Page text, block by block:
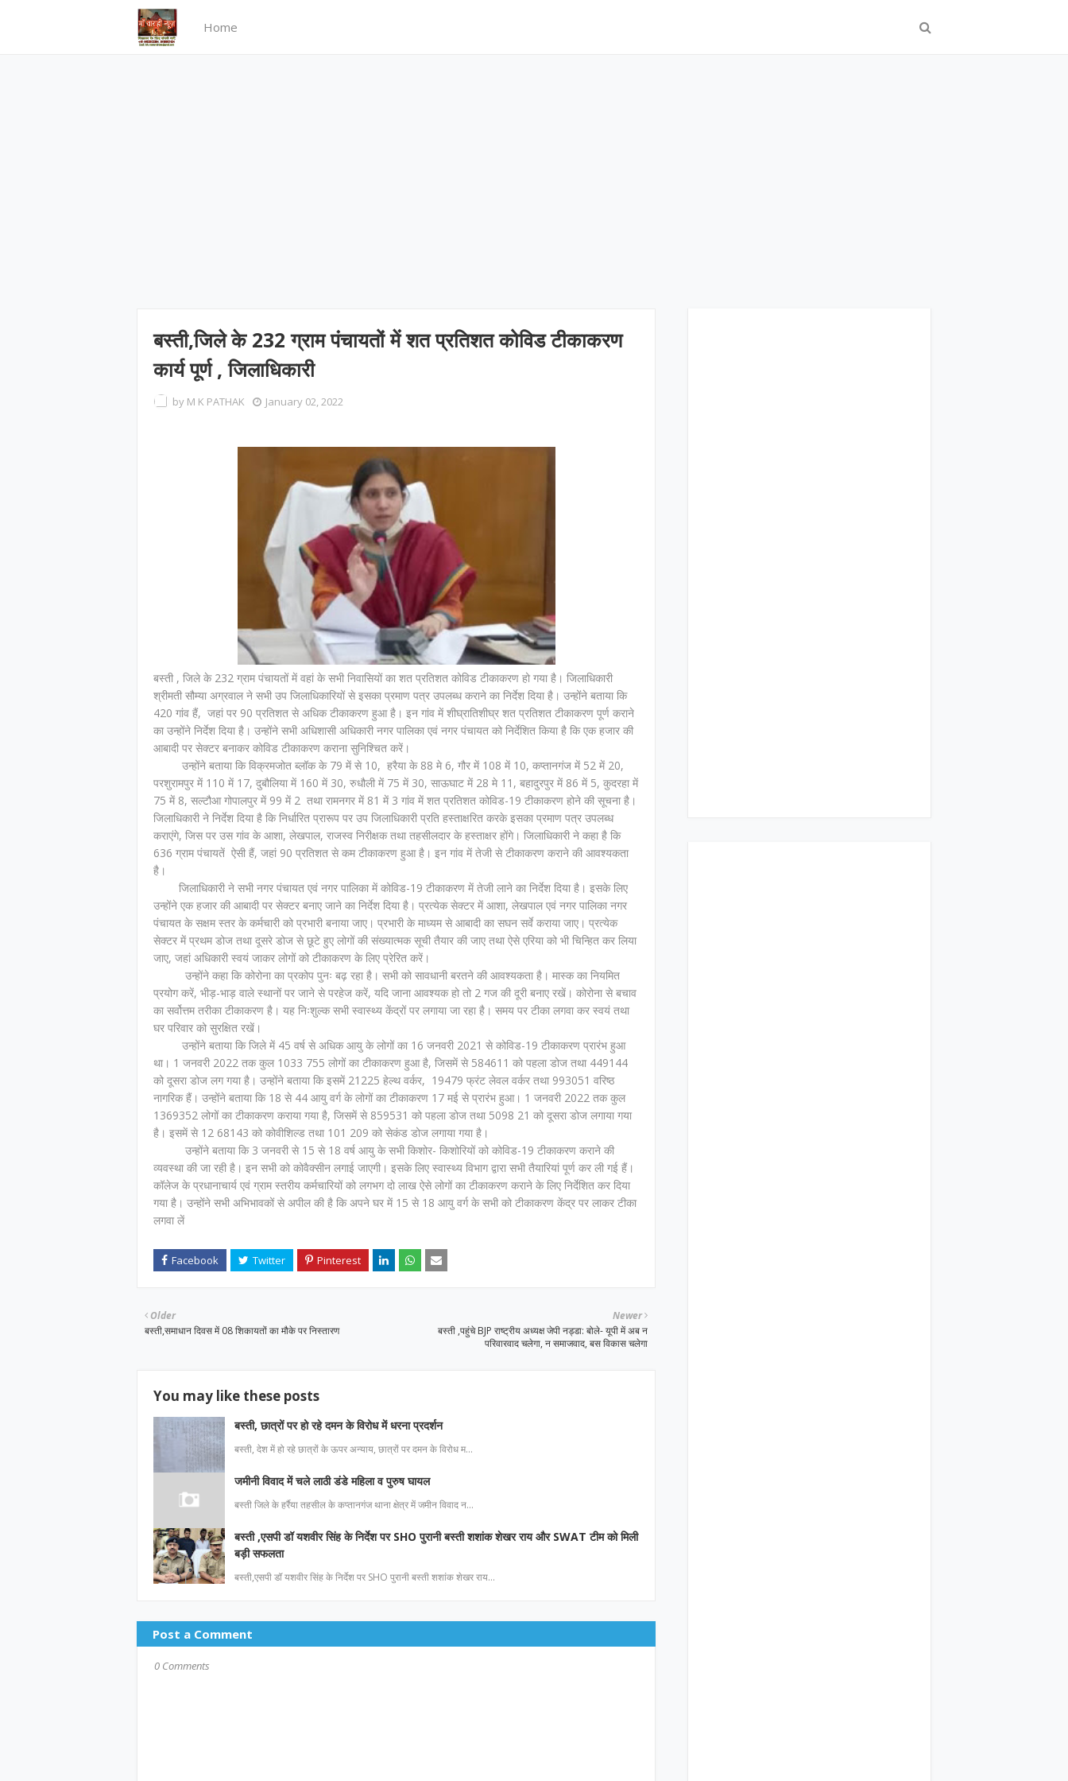
Home
बस्ती,जिले के 232 ग्राम पंचायतों में शत प्रतिशत कोविड टीकाकरण
कार्य पूर्ण , जिलाधिकारी
by M K PATHAK January 02, 2022
बस्ती , जिले के 232 ग्राम पंचायतों में वहां के सभी निवासियों का शत प्रतिशत कोविड टीकाकरण हो गया है। जिलाधिकारी
श्रीमती सौम्या अग्रवाल ने सभी उप जिलाधिकारियों से इसका प्रमाण पत्र उपलब्ध कराने का निर्देश दिया है। उन्होंने बताया कि
420 गांव हैं, जहां पर 90 प्रतिशत से अधिक टीकाकरण हुआ है। इन गांव में शीघ्रातिशीघ्र शत प्रतिशत टीकाकरण पूर्ण कराने
का उन्होंने निर्देश दिया है। उन्होंने सभी अधिशासी अधिकारी नगर पालिका एवं नगर पंचायत को निर्देशित किया है कि एक हजार की
आबादी पर सेक्टर बनाकर कोविड टीकाकरण कराना सुनिश्चित करें।
उन्होंने बताया कि विक्रमजोत ब्लॉक के 79 में से 10, हरैया के 88 मे 6, गौर में 108 में 10, कप्तानगंज में 52 में 20,
परशुरामपुर में 110 में 17, दुबौलिया में 160 में 30, रुधौली में 75 में 30, साऊघाट में 28 मे 11, बहादुरपुर में 86 में 5, कुदरहा में
75 में 8, सल्टौआ गोपालपुर में 99 में 2 तथा रामनगर में 81 में 3 गांव में शत प्रतिशत कोविड-19 टीकाकरण होने की सूचना है।
जिलाधिकारी ने निर्देश दिया है कि निर्धारित प्रारूप पर उप जिलाधिकारी प्रति हस्ताक्षरित करके इसका प्रमाण पत्र उपलब्ध
कराएंगे, जिस पर उस गांव के आशा, लेखपाल, राजस्व निरीक्षक तथा तहसीलदार के हस्ताक्षर होंगे। जिलाधिकारी ने कहा है कि
636 ग्राम पंचायतें ऐसी हैं, जहां 90 प्रतिशत से कम टीकाकरण हुआ है। इन गांव में तेजी से टीकाकरण कराने की आवश्यकता
है।
जिलाधिकारी ने सभी नगर पंचायत एवं नगर पालिका में कोविड-19 टीकाकरण में तेजी लाने का निर्देश दिया है। इसके लिए
उन्होंने एक हजार की आबादी पर सेक्टर बनाए जाने का निर्देश दिया है। प्रत्येक सेक्टर में आशा, लेखपाल एवं नगर पालिका नगर
पंचायत के सक्षम स्तर के कर्मचारी को प्रभारी बनाया जाए। प्रभारी के माध्यम से आबादी का सघन सर्वे कराया जाए। प्रत्येक
सेक्टर में प्रथम डोज तथा दूसरे डोज से छूटे हुए लोगों की संख्यात्मक सूची तैयार की जाए तथा ऐसे एरिया को भी चिन्हित कर लिया
जाए, जहां अधिकारी स्वयं जाकर लोगों को टीकाकरण के लिए प्रेरित करें।
उन्होंने कहा कि कोरोना का प्रकोप पुनः बढ़ रहा है। सभी को सावधानी बरतने की आवश्यकता है। मास्क का नियमित
प्रयोग करें, भीड़-भाड़ वाले स्थानों पर जाने से परहेज करें, यदि जाना आवश्यक हो तो 2 गज की दूरी बनाए रखें। कोरोना से बचाव
का सर्वोत्तम तरीका टीकाकरण है। यह निःशुल्क सभी स्वास्थ्य केंद्रों पर लगाया जा रहा है। समय पर टीका लगवा कर स्वयं तथा
घर परिवार को सुरक्षित रखें।
उन्होंने बताया कि जिले में 45 वर्ष से अधिक आयु के लोगों का 16 जनवरी 2021 से कोविड-19 टीकाकरण प्रारंभ हुआ
था। 1 जनवरी 2022 तक कुल 1033 755 लोगों का टीकाकरण हुआ है, जिसमें से 584611 को पहला डोज तथा 449144
को दूसरा डोज लग गया है। उन्होंने बताया कि इसमें 21225 हेल्थ वर्कर, 19479 फ्रंट लेवल वर्कर तथा 993051 वरिष्ठ
नागरिक हैं। उन्होंने बताया कि 18 से 44 आयु वर्ग के लोगों का टीकाकरण 17 मई से प्रारंभ हुआ। 1 जनवरी 2022 तक कुल
1369352 लोगों का टीकाकरण कराया गया है, जिसमें से 859531 को पहला डोज तथा 5098 21 को दूसरा डोज लगाया गया
है। इसमें से 12 68143 को कोवीशिल्ड तथा 101 209 को सेकंड डोज लगाया गया है।
उन्होंने बताया कि 3 जनवरी से 15 से 18 वर्ष आयु के सभी किशोर- किशोरियों को कोविड-19 टीकाकरण कराने की
व्यवस्था की जा रही है। इन सभी को कोवैक्सीन लगाई जाएगी। इसके लिए स्वास्थ्य विभाग द्वारा सभी तैयारियां पूर्ण कर ली गई हैं।
कॉलेज के प्रधानाचार्य एवं ग्राम स्तरीय कर्मचारियों को लगभग दो लाख ऐसे लोगों का टीकाकरण कराने के लिए निर्देशित कर दिया
गया है। उन्होंने सभी अभिभावकों से अपील की है कि अपने घर में 15 से 18 आयु वर्ग के सभी को टीकाकरण केंद्र पर लाकर टीका
लगवा लें
Newer
बस्ती ,पहुंचे BJP राष्ट्रीय अध्यक्ष जेपी नड्डा: बोले- यूपी में अब न
परिवारवाद चलेगा, न समाजवाद, बस विकास चलेगा
Older
बस्ती,समाधान दिवस में 08 शिकायतों का मौके पर निस्तारण
You may like these posts
बस्ती, छात्रों पर हो रहे दमन के विरोध में धरना प्रदर्शन
बस्ती, देश में हो रहे छात्रों के ऊपर अन्याय, छात्रों पर दमन के विरोध म…
जमीनी विवाद में चले लाठी डंडे महिला व पुरुष घायल
बस्ती जिले के हर्रैया तहसील के कप्तानगंज थाना क्षेत्र में जमीन विवाद न…
बस्ती ,एसपी डॉ यशवीर सिंह के निर्देश पर SHO पुरानी बस्ती शशांक शेखर राय और SWAT टीम को मिली
बड़ी सफलता
बस्ती,एसपी डॉ यशवीर सिंह के निर्देश पर SHO पुरानी बस्ती शशांक शेखर राय…
Post a Comment
0 Comments